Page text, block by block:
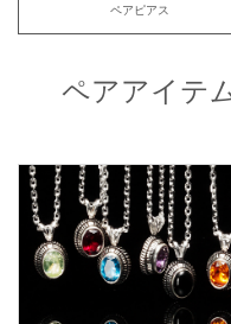
ペアピアス
ペアアイテ